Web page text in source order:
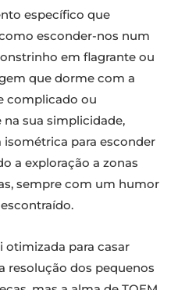
específico que
esconder-nos num
em flagrante ou
que dorme com a
complicado ou
na sua simplicidade,
isométrica para esconder
a exploração a zonas
sempre com um humor
otimizada para casar
resolução dos pequenos